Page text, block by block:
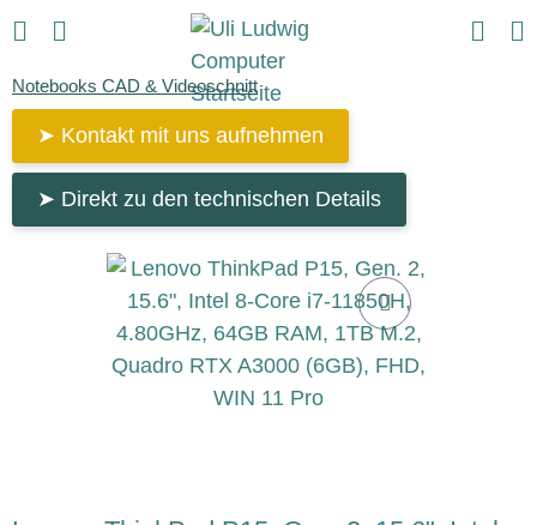
Notebooks CAD & Videoschnitt
➤ Kontakt mit uns aufnehmen
➤ Direkt zu den technischen Details